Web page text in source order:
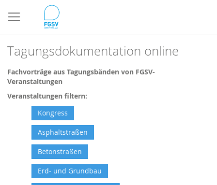
zum
Inhalt
Tagungsdokumentation online
Fachvorträge aus Tagungsbänden von FGSV-
Veranstaltungen
Veranstaltungen filtern:
Kongress
Asphaltstraßen
Betonstraßen
Erd- und Grundbau